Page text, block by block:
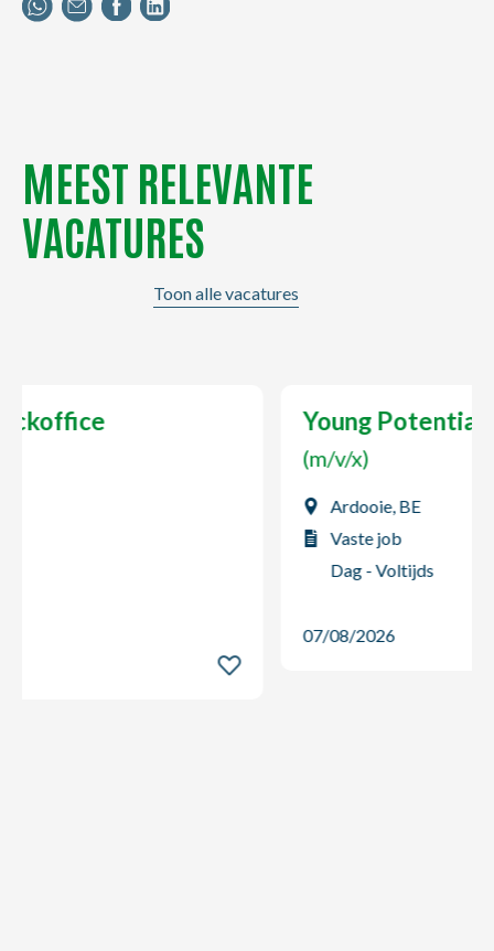
MEEST RELEVANTE
VACATURES
Toon alle vacatures
Young Potential Planner